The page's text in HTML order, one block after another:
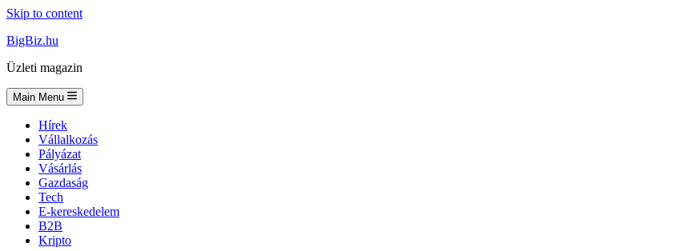
Skip to content
BigBiz.hu
Üzleti magazin
Main Menu
Hírek
Vállalkozás
Pályázat
Vásárlás
Gazdaság
Tech
E-kereskedelem
B2B
Kripto